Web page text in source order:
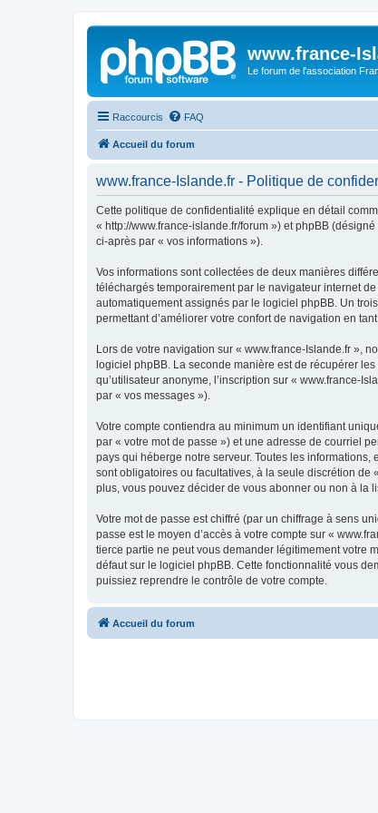
www.france-
Le forum de l'association
Raccourcis FAQ
Accueil du forum
www.france-Islande.fr - Politique de
Cette politique de confidentialité explique en détail
« http://www.france-islande.fr/forum ») et phpBB
ci-après par « vos informations »).
Vos informations sont collectées de deux manières
téléchargés temporairement par le navigateur internet
automatiquement assignés par le logiciel phpBB. Un
permettant d’améliorer votre confort de navigation en tant
Lors de votre navigation sur « www.france-Islande.fr »,
logiciel phpBB. La seconde manière est de récupérer
qu’utilisateur anonyme, l’inscription sur « www.france-
par « vos messages »).
Votre compte contiendra au minimum un identifiant
par « votre mot de passe ») et une adresse de courriel
pays qui héberge notre serveur. Toutes les informations,
sont obligatoires ou facultatives, à la seule discrétion de
plus, vous pouvez décider de vous abonner ou non à la
Votre mot de passe est chiffré (par un chiffrage à sens
passe est le moyen d’accès à votre compte sur «
tierce partie ne peut vous demander légitimement votre
défaut sur le logiciel phpBB. Cette fonctionnalité vous
puissiez reprendre le contrôle de votre compte.
Accueil du forum